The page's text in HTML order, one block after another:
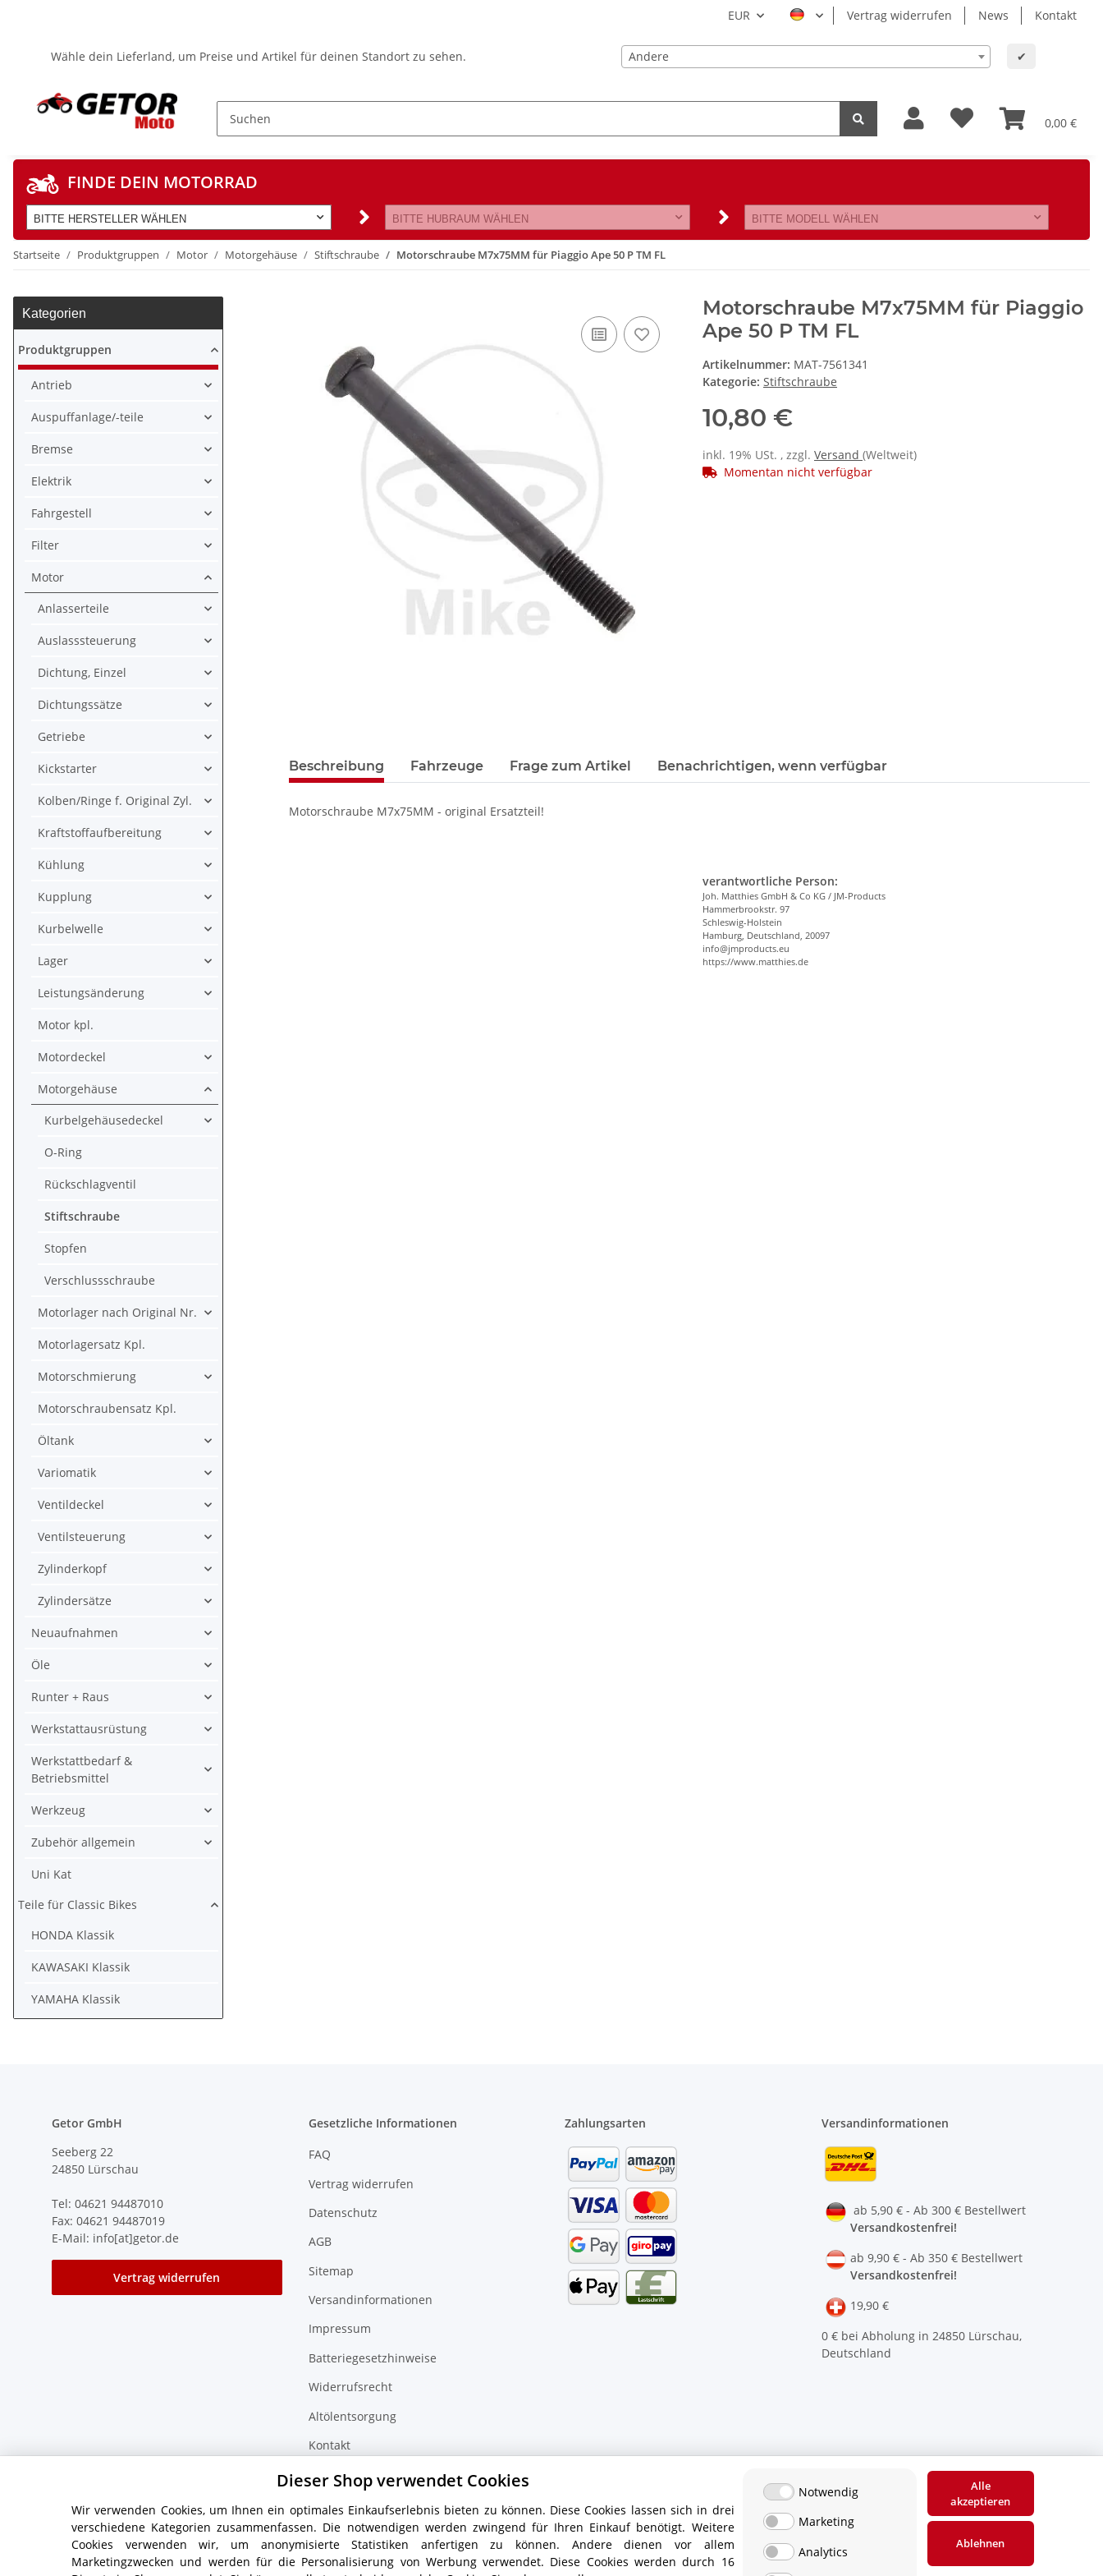
EUR Vertrag widerrufen News Kontakt
Wähle dein Lieferland, um Preise und Artikel für deinen Standort zu sehen. Andere ✔
0,00 €
FINDE DEIN MOTORRAD
BITTE HERSTELLER WÄHLEN BITTE HUBRAUM WÄHLEN BITTE MODELL WÄHLEN
Startseite Produktgruppen Motor Motorgehäuse Stiftschraube Motorschraube M7x75MM für Piaggio Ape 50 P TM FL
Motorschraube M7x75MM für Piaggio
Ape 50 P TM FL
Artikelnummer: MAT-7561341
Kategorie: Stiftschraube
10,80 €
inkl. 19% USt. , zzgl. Versand (Weltweit)
Momentan nicht verfügbar
Beschreibung Fahrzeuge Frage zum Artikel Benachrichtigen, wenn verfügbar
Motorschraube M7x75MM - original Ersatzteil!
verantwortliche Person:
Joh. Matthies GmbH & Co KG / JM-Products
Hammerbrookstr. 97
Schleswig-Holstein
Hamburg, Deutschland, 20097
info@jmproducts.eu
https://www.matthies.de
Kategorien
Produktgruppen
Antrieb
Auspuffanlage/-teile
Bremse
Elektrik
Fahrgestell
Filter
Motor
Anlasserteile
Auslasssteuerung
Dichtung, Einzel
Dichtungssätze
Getriebe
Kickstarter
Kolben/Ringe f. Original Zyl.
Kraftstoffaufbereitung
Kühlung
Kupplung
Kurbelwelle
Lager
Leistungsänderung
Motor kpl.
Motordeckel
Motorgehäuse
Kurbelgehäusedeckel
O-Ring
Rückschlagventil
Stiftschraube
Stopfen
Verschlussschraube
Motorlager nach Original Nr.
Motorlagersatz Kpl.
Motorschmierung
Motorschraubensatz Kpl.
Öltank
Variomatik
Ventildeckel
Ventilsteuerung
Zylinderkopf
Zylindersätze
Neuaufnahmen
Öle
Runter + Raus
Werkstattausrüstung
Werkstattbedarf &
Betriebsmittel
Werkzeug
Zubehör allgemein
Uni Kat
Teile für Classic Bikes
HONDA Klassik
KAWASAKI Klassik
YAMAHA Klassik
Getor GmbH
Seeberg 22
24850 Lürschau
Tel: 04621 94487010
Fax: 04621 94487019
E-Mail: info[at]getor.de
Vertrag widerrufen
Gesetzliche Informationen
FAQ
Vertrag widerrufen
Datenschutz
AGB
Sitemap
Versandinformationen
Impressum
Batteriegesetzhinweise
Widerrufsrecht
Altölentsorgung
Kontakt
Zubehör Finder
Zahlungsarten Versandinformationen
ab 5,90 € - Ab 300 € Bestellwert
Versandkostenfrei!
ab 9,90 € - Ab 350 € Bestellwert
Versandkostenfrei!
19,90 €
0 € bei Abholung in 24850 Lürschau,
Deutschland
* Alle Preise inkl. gesetzlicher USt., zzgl.
Dieser Shop verwendet Cookies
Wir verwenden Cookies, um Ihnen ein optimales Einkaufserlebnis bieten zu können. Diese Cookies lassen sich in drei
verschiedene Kategorien zusammenfassen. Die notwendigen werden zwingend für Ihren Einkauf benötigt. Weitere
Cookies verwenden wir, um anonymisierte Statistiken anfertigen zu können. Andere dienen vor allem
Marketingzwecken und werden für die Personalisierung von Werbung verwendet. Diese Cookies werden durch 16
Notwendig
Marketing
Analytics
Alle
akzeptieren
Ablehnen